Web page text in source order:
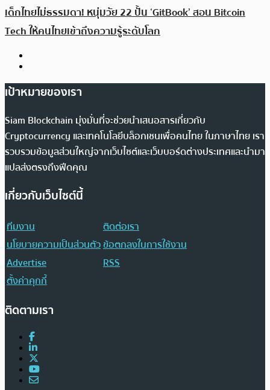
เด็กไทยไม่ธรรมดา! หนุ่มวัย 22 ปั้น ‘GitBook’ สอน Bitcoin
Tech ให้คนไทยเข้าถึงความรู้ระดับโลก
เป้าหมายของเรา
Siam Blockchain มุ่งมั่นที่จะช่วยนำเสนอสารเกี่ยวกับ
Cryptocurrency และเทคโนโลยีบล็อกเชนเพื่อคนไทย ในภาษาไทย เรา
รวบรวมข้อมูลส่วนใหญ่จากเว็บไซต์และเว็บบอร์ดต่างประเทศและนำมา
แปลส่งตรงถึงฟีดคุณ
เกี่ยวกับเว็บไซต์นี้
ทีมงาน
ติดต่อเรา
นโยบายความเป็นส่วนตัวข้อตกลงในการใช้งาน
Advertise
RSS
ตั้งค่าคุกกี้
ติดตามเรา